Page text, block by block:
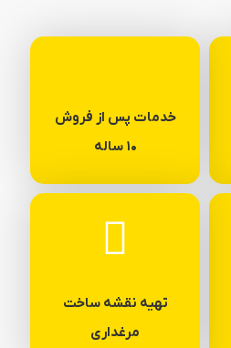
خدمات پس از فروش
۱۰ ساله
تهیه نقشه ساخت
مرغداری